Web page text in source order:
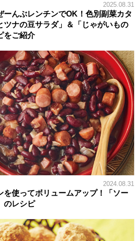
2025.08.31
ーんぶレンチンでOK！色別副菜カタ
ツナの豆サラダ」＆「じゃがいもの
をご紹介
2024.08.31
を使ってボリュームアップ！「ソー
のレシピ